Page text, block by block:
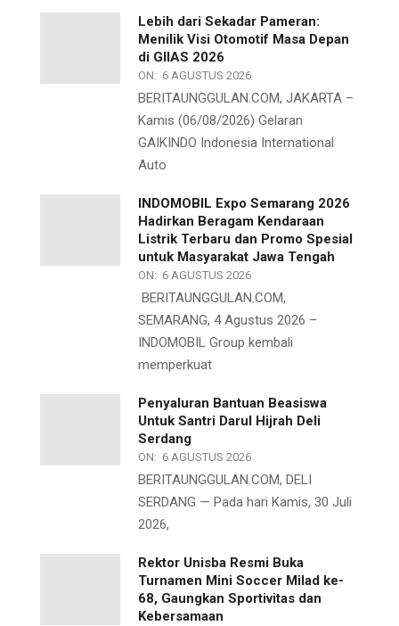
Lebih dari Sekadar Pameran:
Menilik Visi Otomotif Masa Depan
di GIIAS 2026
ON: 6 AGUSTUS 2026
BERITAUNGGULAN.COM, JAKARTA –
Kamis (06/08/2026) Gelaran
GAIKINDO Indonesia International
Auto
INDOMOBIL Expo Semarang 2026
Hadirkan Beragam Kendaraan
Listrik Terbaru dan Promo Spesial
untuk Masyarakat Jawa Tengah
ON: 6 AGUSTUS 2026
BERITAUNGGULAN.COM,
SEMARANG, 4 Agustus 2026 –
INDOMOBIL Group kembali
memperkuat
Penyaluran Bantuan Beasiswa
Untuk Santri Darul Hijrah Deli
Serdang
ON: 6 AGUSTUS 2026
BERITAUNGGULAN.COM, DELI
SERDANG — Pada hari Kamis, 30 Juli
2026,
Rektor Unisba Resmi Buka
Turnamen Mini Soccer Milad ke-
68, Gaungkan Sportivitas dan
Kebersamaan